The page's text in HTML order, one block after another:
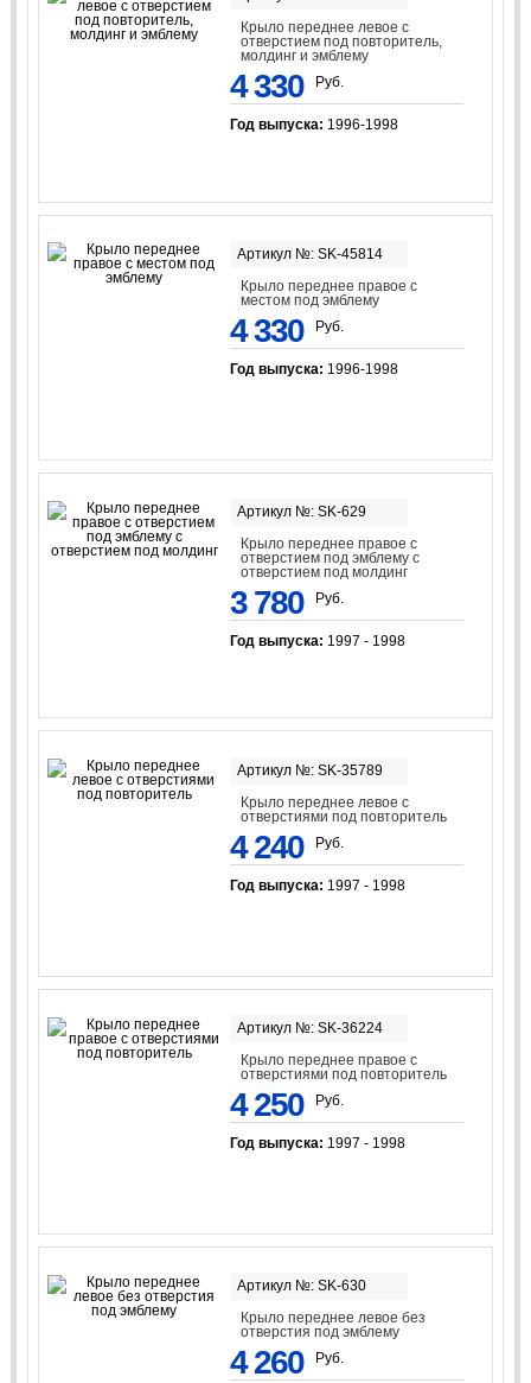
Крыло переднее левое с
отверстием под повторитель,
молдинг и эмблему
4 330 Руб.
Год выпуска: 1996-1998
Артикул №: SK-45814
Крыло переднее правое с
местом под эмблему
4 330 Руб.
Год выпуска: 1996-1998
Артикул №: SK-629
Крыло переднее правое с
отверстием под эмблему с
отверстием под молдинг
3 780 Руб.
Год выпуска: 1997 - 1998
Артикул №: SK-35789
Крыло переднее левое с
отверстиями под повторитель
4 240 Руб.
Год выпуска: 1997 - 1998
Артикул №: SK-36224
Крыло переднее правое с
отверстиями под повторитель
4 250 Руб.
Год выпуска: 1997 - 1998
Артикул №: SK-630
Крыло переднее левое без
отверстия под эмблему
4 260 Руб.